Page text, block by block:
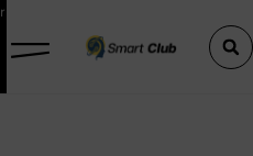
Onzichtbare sokken met maximaal